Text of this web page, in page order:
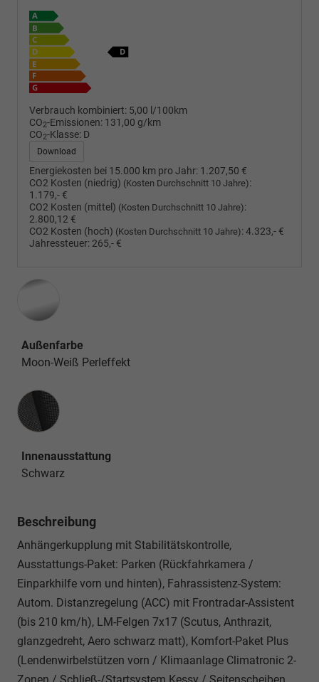
Verbrauch kombiniert: 5,00 l/100km
CO2-Emissionen: 131,00 g/km
CO2-Klasse: D
Download
Energiekosten bei 15.000 km pro Jahr: 1.207,50 €
CO2 Kosten (niedrig) (Kosten Durchschnitt 10 Jahre):
1.179,- €
CO2 Kosten (mittel) (Kosten Durchschnitt 10 Jahre):
2.800,12 €
CO2 Kosten (hoch) (Kosten Durchschnitt 10 Jahre):4.323,- €
Jahressteuer: 265,- €
Außenfarbe
Moon-Weiß Perleffekt
Innenausstattung
Innenausstattung
Schwarz
Beschreibung
Anhängerkupplung mit Stabilitätskontrolle,
Ausstattungs-Paket: Parken (Rückfahrkamera /
Einparkhilfe vorn und hinten), Fahrassistenz-System:
Autom. Distanzregelung (ACC) mit Frontradar-Assistent
(bis 210 km/h), LM-Felgen 7x17 (Scutus, Anthrazit,
glanzgedreht, Aero schwarz matt), Komfort-Paket Plus
(Lendenwirbelstützen vorn / Klimaanlage Climatronic 2-
Zonen / Schließ-/Startsystem Kessy / Seitenscheiben